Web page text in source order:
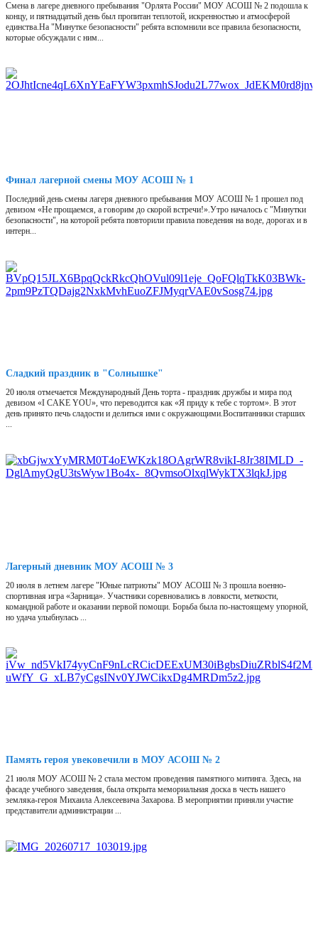
Смена в лагере дневного пребывания "Орлята России" МОУ АСОШ № 2 подошла к
концу, и пятнадцатый день был пропитан теплотой, искренностью и атмосферой
единства.На "Минутке безопасности" ребята вспомнили все правила безопасности,
которые обсуждали с ним...
Финал лагерной смены МОУ АСОШ № 1
Последний день смены лагеря дневного пребывания МОУ АСОШ № 1 прошел под
девизом «Не прощаемся, а говорим до скорой встречи!».Утро началось с "Минутки
безопасности", на которой ребята повторили правила поведения на воде, дорогах и в
интерн...
Сладкий праздник в "Солнышке"
20 июля отмечается Международный День торта - праздник дружбы и мира под
девизом «I CAKE YOU», что переводится как «Я приду к тебе с тортом». В этот
день принято печь сладости и делиться ими с окружающими.Воспитанники старших
...
Лагерный дневник МОУ АСОШ № 3
20 июля в летнем лагере "Юные патриоты" МОУ АСОШ № 3 прошла военно-
спортивная игра «Зарница». Участники соревновались в ловкости, меткости,
командной работе и оказании первой помощи. Борьба была по-настоящему упорной,
но удача улыбнулась ...
Память героя увековечили в МОУ АСОШ № 2
21 июля МОУ АСОШ № 2 стала местом проведения памятного митинга. Здесь, на
фасаде учебного заведения, была открыта мемориальная доска в честь нашего
земляка-героя Михаила Алексеевича Захарова. В мероприятии приняли участие
представители администрации ...